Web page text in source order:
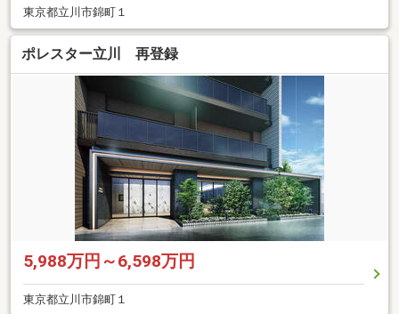
東京都立川市錦町１
ポレスター立川 再登録
5,988万円～6,598万円
東京都立川市錦町１